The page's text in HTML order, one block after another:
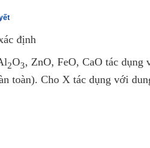
định
2O3, ZnO, FeO, CaO tác
toàn). Cho X tác dụng với